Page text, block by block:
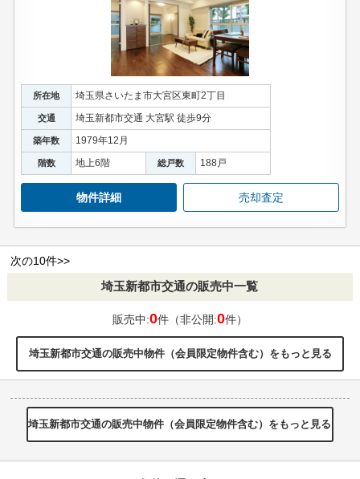
所在地 埼玉県さいたま市大宮区東町2丁目
交通 埼玉新都市交通 大宮駅 徒歩9分
築年数 1979年12月
階数 地上6階 総戸数 188戸
物件詳細 売却査定
次の10件>>
埼玉新都市交通の販売中一覧
販売中:0件（非公開:0件）
埼玉新都市交通の販売中物件（会員限定物件含む）をもっと見る
埼玉新都市交通の販売中物件（会員限定物件含む）をもっと見る